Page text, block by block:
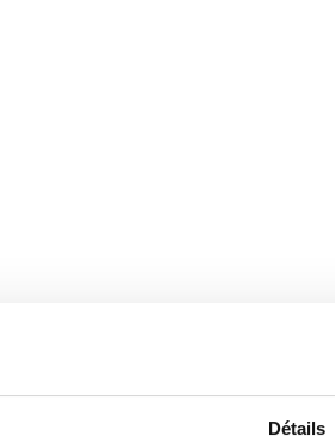
Détails